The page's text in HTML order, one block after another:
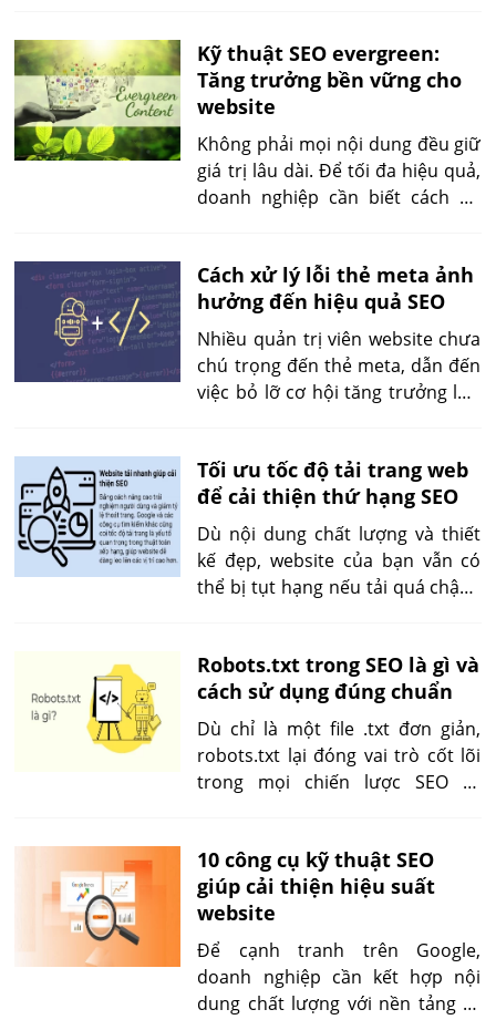
cần giải pháp trả phí để xử lý
chuyên sâu, theo dõi định kỳ và
đảm bảo tính cạnh tranh.
Kỹ thuật SEO evergreen:
Tăng trưởng bền vững cho
website
Không phải mọi nội dung đều giữ
giá trị lâu dài. Để tối đa hiệu quả,
doanh nghiệp cần biết cách áp
ưu thẻ meta, đến xây dựng liên
kết bền vững. Đây là quy trình
giúp nội dung duy trì sức hút ổn
định.
Cách xử lý lỗi thẻ meta ảnh
hưởng đến hiệu quả SEO
Nhiều quản trị viên website chưa
chú trọng đến thẻ meta, dẫn đến
việc bỏ lỡ cơ hội tăng trưởng lưu
hoặc description quá dài ảnh
hưởng lớn đến SEO. Bài viết sẽ
giúp bạn xử lý lỗi thẻ meta SEO
một cách hệ thống và hiệu quả.
Tối ưu tốc độ tải trang web
để cải thiện thứ hạng SEO
Dù nội dung chất lượng và thiết
kế đẹp, website của bạn vẫn có
thể bị tụt hạng nếu tải quá chậm.
người dùng mà còn giúp vượt qua
đối thủ trên Google. Bài viết này
hướng dẫn bạn từng bước chi tiết
để tăng tốc độ tải và đạt chuẩn
Core Web Vitals.
Robots.txt trong SEO là gì và
cách sử dụng đúng chuẩn
Dù chỉ là một file .txt đơn giản,
robots.txt lại đóng vai trò cốt lõi
trong mọi chiến lược SEO kỹ
bạn kiểm soát luồng truy cập của
Googlebot mà còn đảm bảo nội
dung giá trị được index chính xác,
tránh lãng phí crawl budget và lỗi
thứ hạng do hiểu nhầm chỉ thị.
10 công cụ kỹ thuật SEO
giúp cải thiện hiệu suất
website
Để cạnh tranh trên Google,
doanh nghiệp cần kết hợp nội
dung chất lượng với nền tảng kỹ